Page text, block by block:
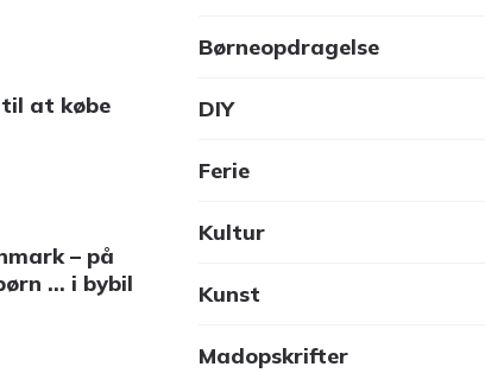
til at købe
– på
… i bybil
Børneopdragelse
DIY
Ferie
Kultur
Kunst
Madopskrifter